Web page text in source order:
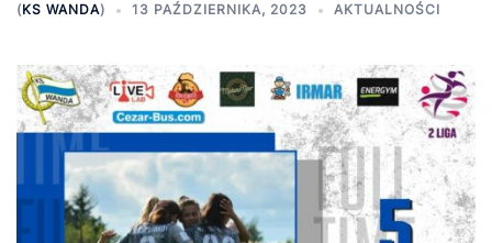
(KS WANDA) 13 PAŹDZIERNIKA, 2023 AKTUALNOŚCI